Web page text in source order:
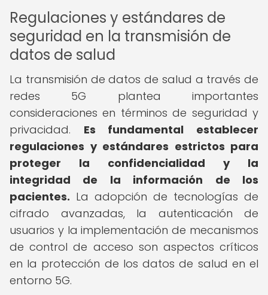
Regulaciones y estándares de
seguridad en la transmisión de
datos de salud
La transmisión de datos de salud a través de
redes 5G plantea importantes
consideraciones en términos de seguridad y
privacidad. Es fundamental establecer
regulaciones y estándares estrictos para
proteger la confidencialidad y la
integridad de la información de los
pacientes. La adopción de tecnologías de
cifrado avanzadas, la autenticación de
usuarios y la implementación de mecanismos
de control de acceso son aspectos críticos
en la protección de los datos de salud en el
entorno 5G.